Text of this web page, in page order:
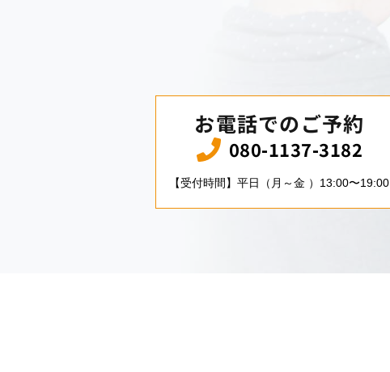
お電話でのご予約
080-1137-3182
【受付時間】平日（月～金 ）13:00〜19:00